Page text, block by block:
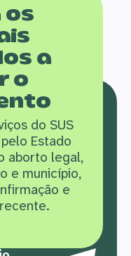
os
a
o
do SUS
Estado
aborto legal,
e município,
e